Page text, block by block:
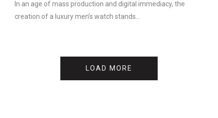
In an age of mass production and digital immediacy, the
creation of a luxury men’s watch stands...
LOAD MORE